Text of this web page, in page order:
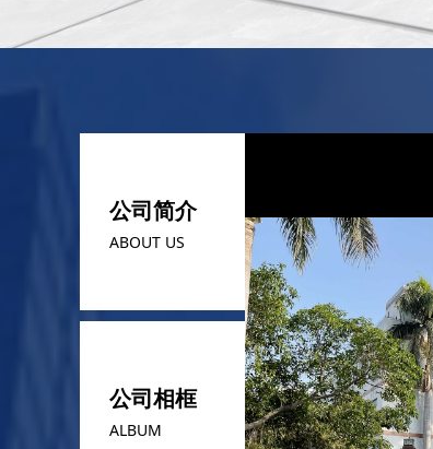
넳
公司简介
ABOUT US
公司相框
ALBUM